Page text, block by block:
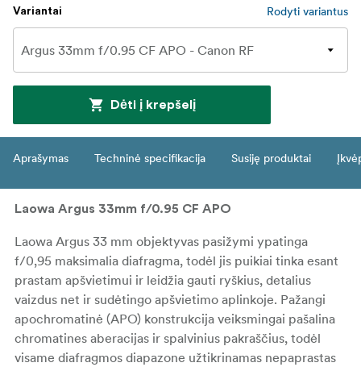
Variantai Rodyti variantus
Dėti į krepšelį
Aprašymas Techninė specifikacija Susiję produktai
Laowa Argus 33mm f/0.95 CF APO
Laowa Argus 33 mm objektyvas pasižymi ypatinga
f/0,95 maksimalia diafragma, todėl jis puikiai tinka esant
prastam apšvietimui ir leidžia gauti ryškius, detalius
vaizdus net ir sudėtingo apšvietimo aplinkoje. Pažangi
apochromatinė (APO) konstrukcija veiksmingai pašalina
chromatines aberacijas ir spalvinius pakraščius, todėl
visame diafragmos diapazone užtikrinamas nepaprastas